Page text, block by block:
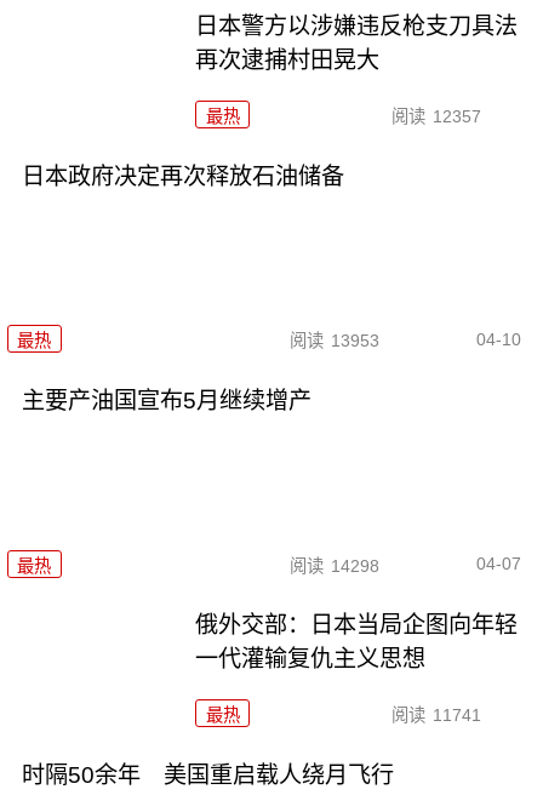
日本警方以涉嫌违反枪支刀具法
再次逮捕村田晃大
最热 阅读 12357
日本政府决定再次释放石油储备
最热 阅读 13953 04-10
主要产油国宣布5月继续增产
最热 阅读 14298 04-07
俄外交部：日本当局企图向年轻
一代灌输复仇主义思想
最热 阅读 11741
时隔50余年 美国重启载人绕月飞行